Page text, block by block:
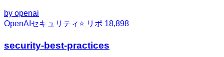
by openai
OpenAI セキュリティ ⭐ リポ 18,898
security-best-practices